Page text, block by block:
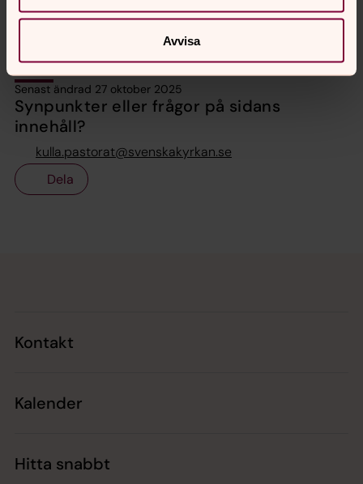
Avvisa
Farhult 2 dopklänning till utlåning storlek 77
Senast ändrad 27 oktober 2025
Synpunkter eller frågor på sidans
innehåll?
kulla.pastorat@svenskakyrkan.se
Dela
Kontakt
Kalender
Hitta snabbt